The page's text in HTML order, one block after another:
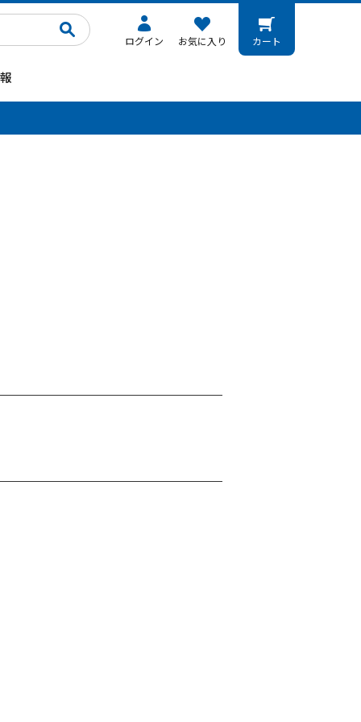
ログイン お気に入り カート